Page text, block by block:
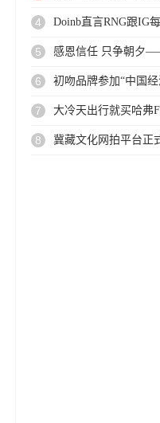
得献
4 Doinb直言RNG跟IG
5 感恩信任 只争朝夕
所
6 初吻品牌参加“中国
峰会
7 大冷天出行就买哈弗
像
8 冀藏文化网拍平台正